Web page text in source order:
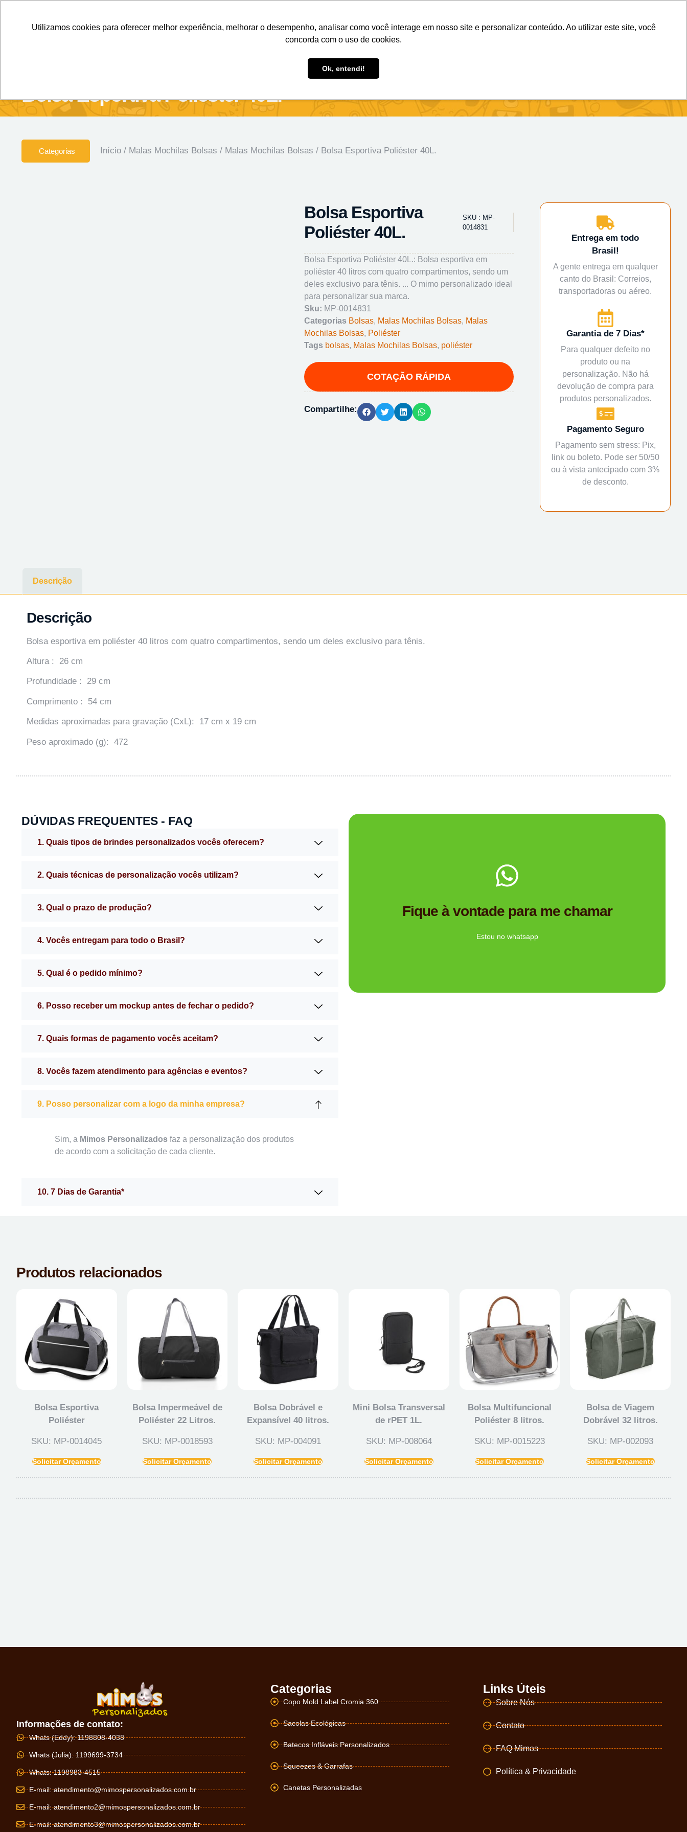
Utilizamos cookies para oferecer melhor experiência, melhorar o desempenho, analisar como você interage em nosso site e personalizar conteúdo. Ao utilizar este site, você
concorda com o uso de cookies.
Ok, entendi!
Brindes Personalizados Brindes Ecológicos
Bolsa Esportiva Poliéster 40L.
Categorias Início/ Malas Mochilas Bolsas / Malas Mochilas Bolsas / Bolsa Esportiva Poliéster 40L.
Bolsa Esportiva
Poliéster 40L.
SKU : MP-
0014831
Bolsa Esportiva Poliéster 40L.: Bolsa esportiva em
poliéster 40 litros com quatro compartimentos, sendo um
deles exclusivo para tênis. ... O mimo personalizado ideal
para personalizar sua marca.
Sku: MP-0014831
Categorias Bolsas, Malas Mochilas Bolsas, Malas
Mochilas Bolsas, Poliéster
Tags bolsas, Malas Mochilas Bolsas, poliéster
Compartilhe:
Entrega em todo
Brasil!
A gente entrega em qualquer
canto do Brasil: Correios,
transportadoras ou aéreo.
Garantia de 7 Dias*
Para qualquer defeito no
produto ou na
personalização. Não há
devolução de compra para
produtos personalizados.
Pagamento Seguro
Pagamento sem stress: Pix,
link ou boleto. Pode ser 50/50
ou à vista antecipado com 3%
de desconto.
Descrição
Descrição
Bolsa esportiva em poliéster 40 litros com quatro compartimentos, sendo um deles exclusivo para tênis.
Altura : 26 cm
Profundidade : 29 cm
Comprimento : 54 cm
Medidas aproximadas para gravação (CxL): 17 cm x 19 cm
Peso aproximado (g): 472
DÚVIDAS FREQUENTES - FAQ
1. Quais tipos de brindes personalizados vocês oferecem?
2. Quais técnicas de personalização vocês utilizam?
3. Qual o prazo de produção?
4. Vocês entregam para todo o Brasil?
5. Qual é o pedido mínimo?
6. Posso receber um mockup antes de fechar o pedido?
7. Quais formas de pagamento vocês aceitam?
8. Vocês fazem atendimento para agências e eventos?
9. Posso personalizar com a logo da minha empresa?
Sim, a Mimos Personalizados faz a personalização dos produtos
de acordo com a solicitação de cada cliente.
10. 7 Dias de Garantia*
Fique à vontade para me chamar
Estou no whatsapp
Ligue Agora!
Tem dúvidas se a Mimos Personalizado é a empresa de brindes certa para você?
Me chama no WhatsApp.
Produtos relacionados
Bolsa Esportiva
Poliéster
SKU: MP-0014045
Solicitar Orçamento
Bolsa Impermeável de
Poliéster 22 Litros.
SKU: MP-0018593
Solicitar Orçamento
Bolsa Dobrável e
Expansível 40 litros.
SKU: MP-004091
Solicitar Orçamento
Mini Bolsa Transversal
de rPET 1L.
SKU: MP-008064
Solicitar Orçamento
Bolsa Multifuncional
Poliéster 8 litros.
SKU: MP-0015223
Solicitar Orçamento
Bolsa de Viagem
Dobrável 32 litros.
SKU: MP-002093
Solicitar Orçamento
Informações de contato:
Whats (Eddy): 1198808-4038
Whats (Julia): 1199699-3734
Whats: 1198983-4515
E-mail:atendimento@mimospersonalizados.com.br
E-mail:atendimento2@mimospersonalizados.com.br
E-mail:atendimento3@mimospersonalizados.com.br
Categorias
Copo Mold Label Cromia 360
Sacolas Ecológicas
Batecos Infláveis Personalizados
Squeezes & Garrafas
Canetas Personalizadas
Links Úteis
Sobre Nós
Contato
FAQ Mimos
Política & Privacidade